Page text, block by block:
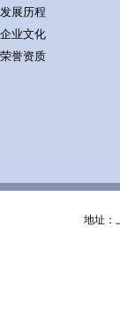
发展历程
企业文化
荣誉资质
地址：